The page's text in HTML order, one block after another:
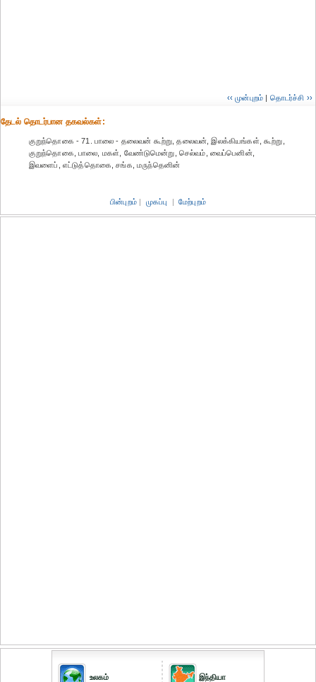
‹‹ முன்புறம் | தொடர்ச்சி ››
தேட‌ல் தொட‌ர்பான தகவ‌ல்க‌ள்:
குறுந்தொகை - 71. பாலை - தலைவன் கூற்று, தலைவன், இலக்கியங்கள், கூற்று,
குறுந்தொகை, பாலை, மகள், வேண்டுமென்று, செல்வம், வைப்பெனின்,
இவளைப், எட்டுத்தொகை, சங்க, மருந்தெனின்
பின்புறம் | முகப்பு | மேற்புறம்
உலகம் இந்தியா